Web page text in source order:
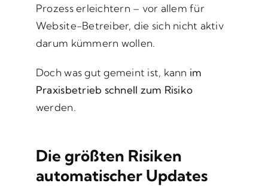
Prozess erleichtern – vor allem für
Website-Betreiber, die sich nicht aktiv
darum kümmern wollen.
Doch was gut gemeint ist, kann im
Praxisbetrieb schnell zum Risiko
werden.
Die größten Risiken
automatischer Updates